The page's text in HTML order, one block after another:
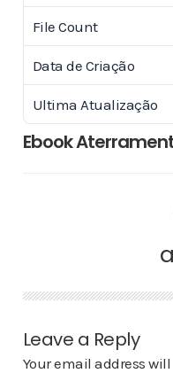
File Count
Data de Criação
Ultima Atualização
Ebook
Leave a Reply
Your email address